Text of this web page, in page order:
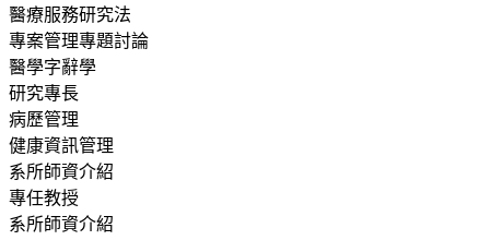
醫療服務研究法
專案管理專題討論
醫學字辭學
研究專長
病歷管理
健康資訊管理
系所師資介紹
專任教授
系所師資介紹